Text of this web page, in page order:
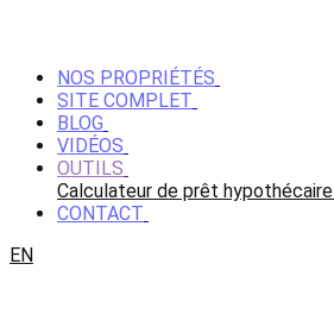
NOS PROPRIÉTÉS
SITE COMPLET
BLOG
VIDÉOS
OUTILS
Calculateur de prêt hypothécaire
CONTACT
EN